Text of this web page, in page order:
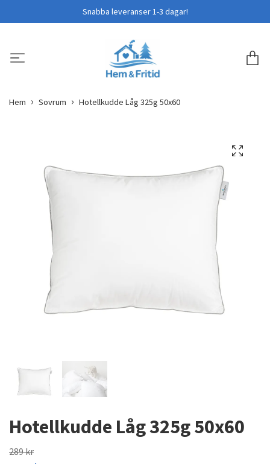
Snabba leveranser 1-3 dagar!
Hem Sovrum Hotellkudde Låg 325g 50x60
Hotellkudde Låg 325g 50x60
289 kr